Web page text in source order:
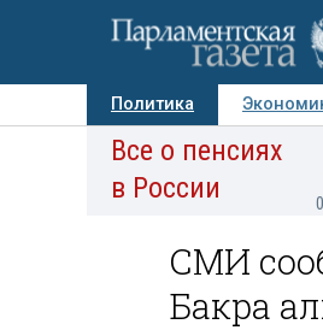
Политика
Авторы Персоны
Все о пенсиях
в России
СМИ
Бакра